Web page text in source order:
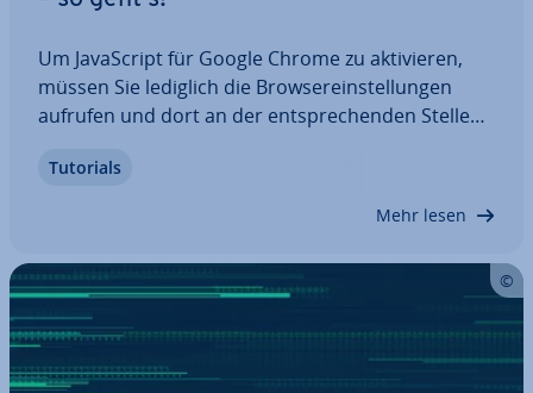
Um Ja­va­Script für Google Chrome zu ak­ti­vie­ren,
müssen Sie lediglich die Brow­ser­ein­stel­lun­gen
aufrufen und dort an der ent­spre­chen­den Stelle
zeigen wir Ihnen Schritt für Schritt, wie Sie Ja­va­
Tutorials
Mehr lesen